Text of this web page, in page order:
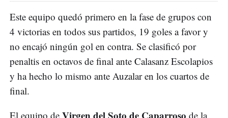
Este equipo quedó primero en la fase de grupos con
4 victorias en todos sus partidos, 19 goles a favor y
no encajó ningún gol en contra. Se clasificó por
penaltis en octavos de final ante Calasanz Escolapios
y ha hecho lo mismo ante Auzalar en los cuartos de
final.
El equipo de
de la